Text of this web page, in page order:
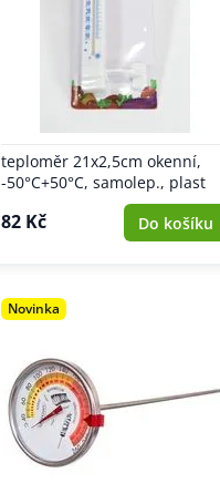
teploměr 21x2,5cm okenní,
-50°C+50°C, samolep., plast
82 Kč Do košíku
Novinka